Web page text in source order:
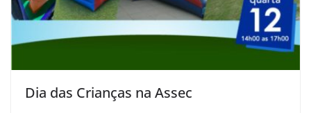
Dia das Crianças na Assec